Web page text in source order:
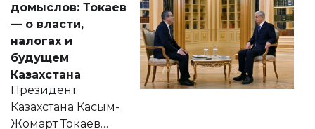
домыслов: Токаев
— о власти,
налогах и
будущем
Казахстана
Президент
Казахстана Касым-
Жомарт Токаев